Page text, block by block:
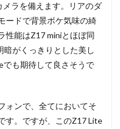
ラを備えます。リアのダ
ードで背景ボケ気味の綺
性能はZ17 miniとほぼ同
暗がくっきりとした美し
も期待して良さそうで
ォンで、全てにおいてそ
す。ですが、このZ17 Lite